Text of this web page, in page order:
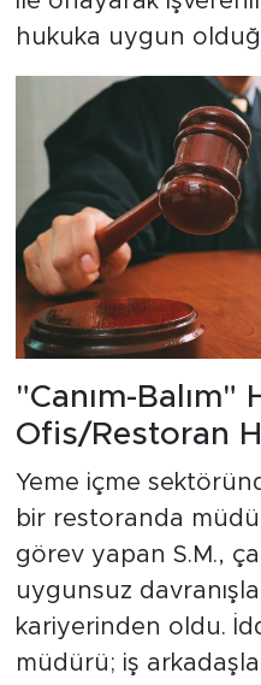
hukuka uygun
"Canım-Balım"
Ofis/Restoran
Yeme içme
bir restoranda
görev yapan S.M.,
uygunsuz
kariyerinden oldu.
müdürü; iş